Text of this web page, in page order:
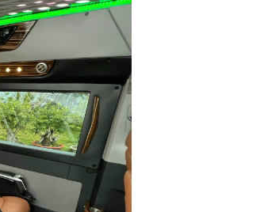
không bị phụ thuộc